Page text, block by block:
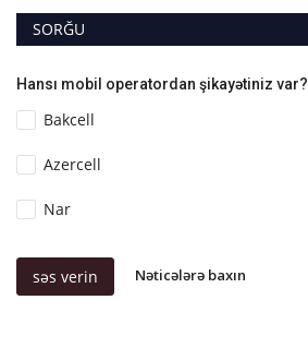
SORĞU
Hansı mobil operatordan şikayətiniz var?
Bakcell
Azercell
Nar
səs verin Nəticələrə baxın